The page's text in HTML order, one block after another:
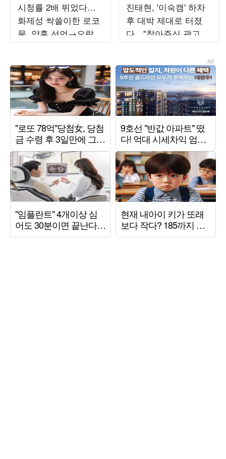
시청률 2배 뛰었다…
화제성 싹쓸이한 로코
물, 약혼 선언→오락실
데이트 ('오싹한연애')
진태현, '이숙캠' 하차
후 대박 제대로 터졌
다…"찾아주신 광고주
들께 감사"